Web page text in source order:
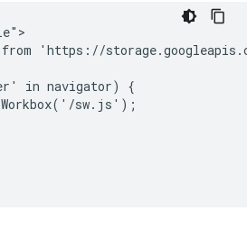
'https://
in navigator) {
sw.js');